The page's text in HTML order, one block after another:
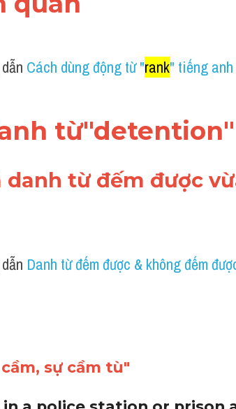
quan
Cách dùng động từ " rank " tiếng anh
từ"detention"
danh từ đếm được
Danh từ đếm được & không đếm
sự cầm tù"